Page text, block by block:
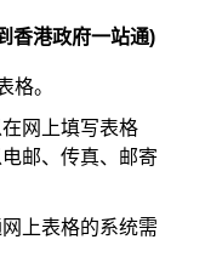
香港政府一站通)
格。
网上填写表格
邮、传真、邮寄
上表格的系统需